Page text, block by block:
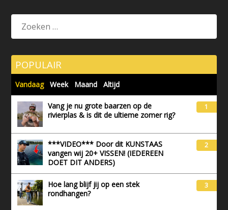
POPULAIR
Vandaag Week Maand Altijd
Vang je nu grote baarzen op de
rivierplas & is dit de ultieme zomer rig?
1
***VIDEO*** Door dit KUNSTAAS
vangen wij 20+ VISSEN! (IEDEREEN
DOET DIT ANDERS)
2
Hoe lang blijf jij op een stek
rondhangen?
3